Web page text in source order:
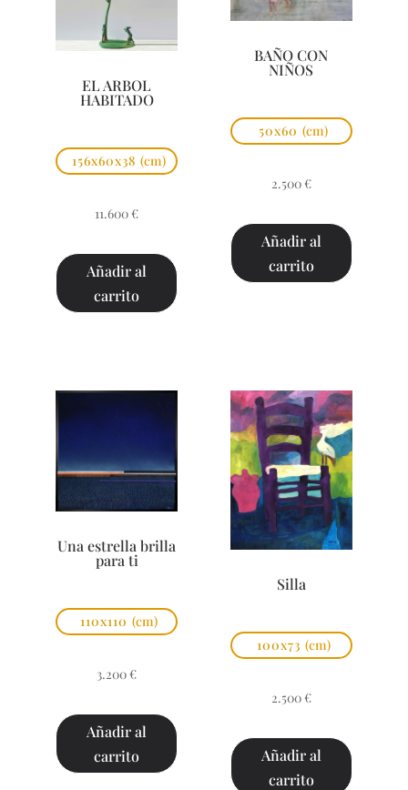
EL ARBOL
HABITADO
156x60x38 (cm)
11.600 €
Añadir al
carrito
BAÑO CON
NIÑOS
50x60 (cm)
2.500 €
Añadir al
carrito
Una estrella brilla
para ti
110x110 (cm)
3.200 €
Añadir al
carrito
Silla
100x73 (cm)
2.500 €
Añadir al
carrito